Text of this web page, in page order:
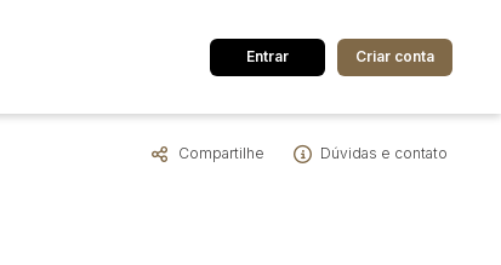
Cidade
Entrar Criar conta
Compartilhe Dúvidas e contato